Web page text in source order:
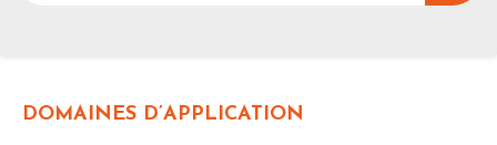
DOMAINES D’APPLICATION